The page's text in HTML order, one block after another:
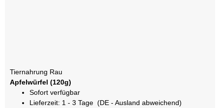
Tiernahrung Rau
Apfelwürfel (120g)
Sofort verfügbar
Lieferzeit: 1 - 3 Tage (DE - Ausland abweichend)